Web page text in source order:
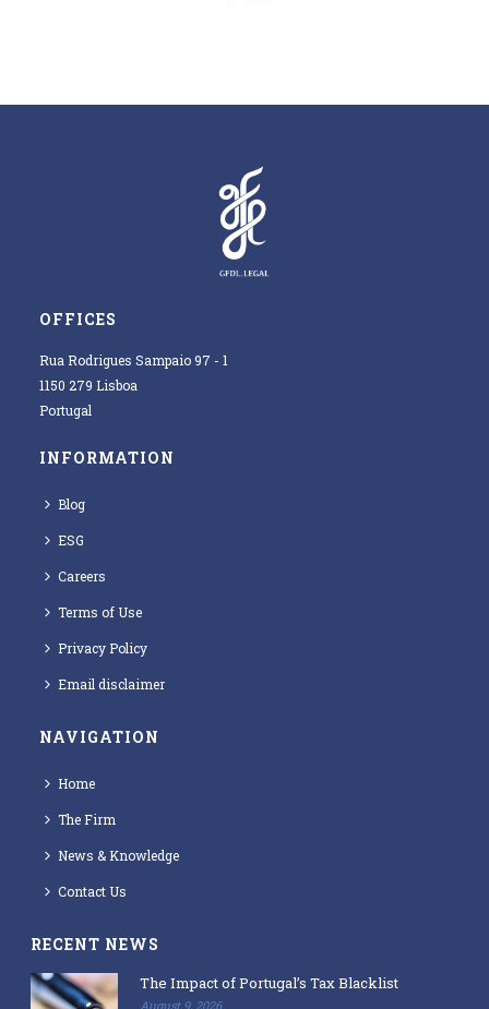
OFFICES
Rua Rodrigues Sampaio 97 - 1
1150 279 Lisboa
Portugal
INFORMATION
Blog
ESG
Careers
Terms of Use
Privacy Policy
Email disclaimer
NAVIGATION
Home
The Firm
News & Knowledge
Contact Us
RECENT NEWS
The Impact of Portugal’s Tax Blacklist
August 9, 2026